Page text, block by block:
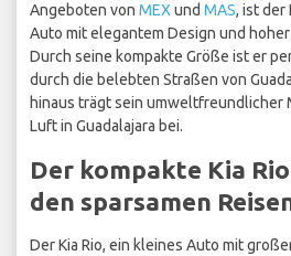
Angeboten von MEX und MAS, ist der
Auto mit elegantem Design und
Durch seine kompakte Größe ist er
durch die belebten Straßen von
hinaus trägt sein umweltfreundlicher
Luft in Guadalajara bei.
Der kompakte Kia
den sparsamen
Der Kia Rio, ein kleines Auto mit